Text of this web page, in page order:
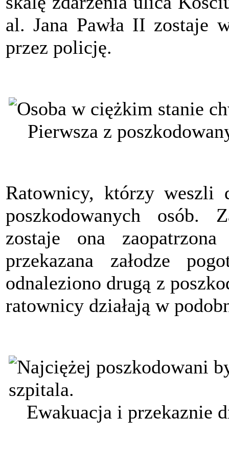
al. Jana Pawła II zostaje
przez policję.
Pierwsza z
Ratownicy, którzy weszli
poszkodowanych osób.
zostaje ona
przekazana załodze
odnaleziono drugą z
ratownicy działają w
Ewakuacja i przekaznie